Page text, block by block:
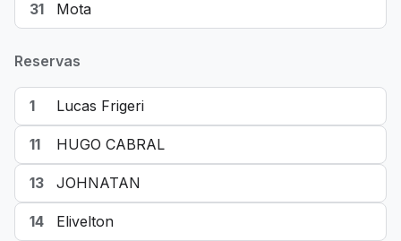
31 Mota
Reservas
1 Lucas Frigeri
11 HUGO CABRAL
13 JOHNATAN
14 Elivelton